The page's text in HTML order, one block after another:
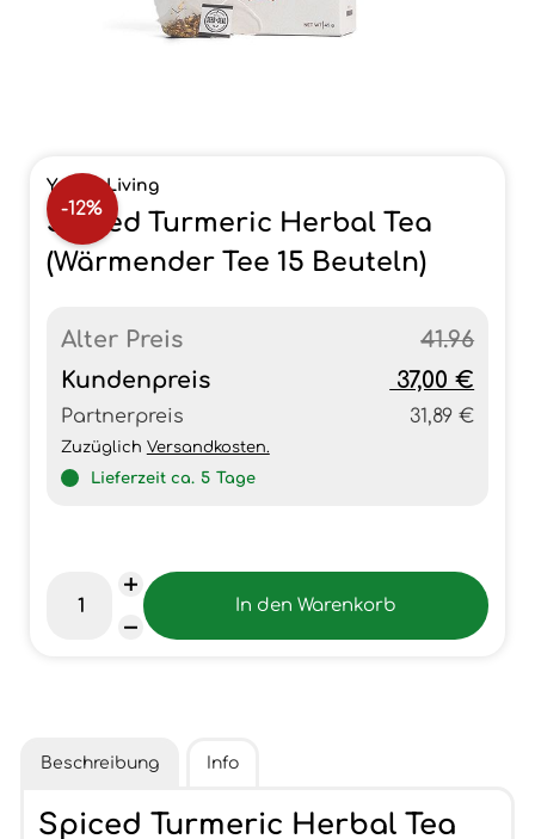
-12%
Young Living
Spiced Turmeric Herbal Tea
(Wärmender Tee 15 Beuteln)
Alter Preis
41.96
Kundenpreis
37,00 €
Partnerpreis 31,89 €
Zuzüglich Versandkosten.
Lieferzeit ca. 5 Tage
Beschreibung Info
Spiced Turmeric Herbal Tea